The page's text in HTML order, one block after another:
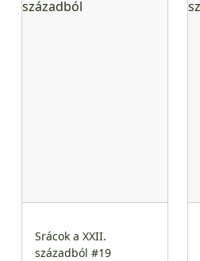
Srácok a XXII.
századból #19